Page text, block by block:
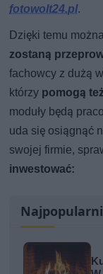
fotowolt24.pl.
Dzięki temu
zostaną
fachowcy z dużą
którzy pomogą
moduły będą
uda się osiągnąć
swojej firmie,
inwestować: